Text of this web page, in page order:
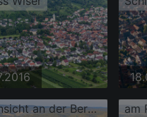
Ortsansicht an der Bergstraße aus Westen